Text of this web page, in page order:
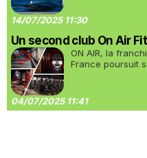
14/07/2025 11:30
Un second club On Air
ON AIR, la
France poursuit
04/07/2025 11:41